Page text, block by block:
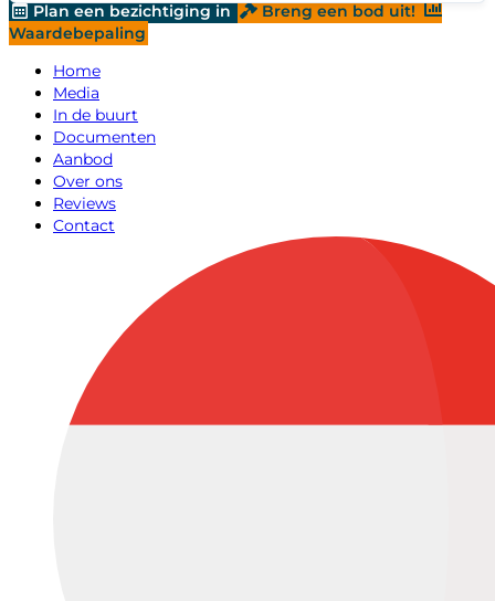
Plan een bezichtiging in
Breng een bod uit!
Waardebepaling
Home
Media
In de buurt
Documenten
Aanbod
Over ons
Reviews
Contact